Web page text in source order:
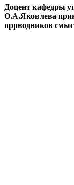
Доцент кафедры
О.А.Яковлева
пррводников